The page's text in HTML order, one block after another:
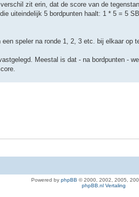
zit erin, dat de score van de
uiteindelijk 5 bordpunten haalt: 1 * 5 = 5
speler na ronde 1, 2, 3 etc. bij elkaar op
Meestal is dat - na bordpunten -
Powered by phpBB © 2000, 2002, 2005,
phpBB.nl Vertaling